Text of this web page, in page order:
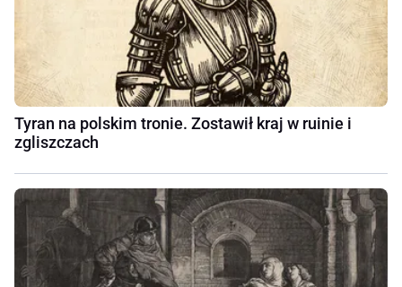
Tyran na polskim tronie. Zostawił kraj w ruinie i
zgliszczach